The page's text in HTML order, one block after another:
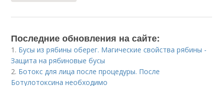
Последние обновления на сайте:
1. Бусы из рябины оберег. Магические свойства рябины -
Защита на рябиновые бусы
2. Ботокс для лица после процедуры. После
Ботулотоксина необходимо